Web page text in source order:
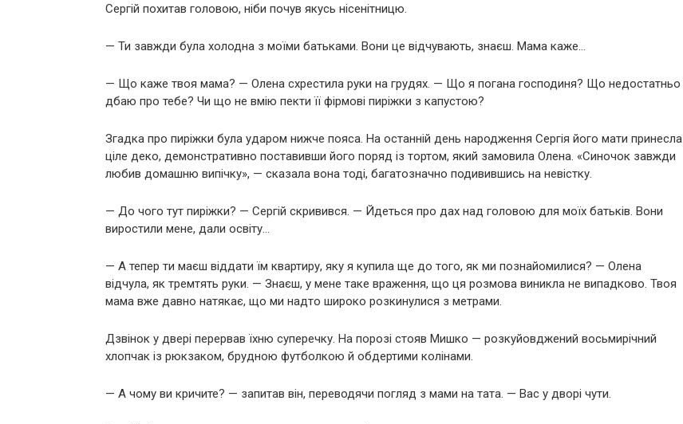
Сергій похитав головою, ніби почув якусь нісенітницю.
— Ти завжди була холодна з моїми батьками. Вони це відчувають, знаєш. Мама каже…
— Що каже твоя мама? — Олена схрестила руки на грудях. — Що я погана господиня? Що недостатньо
дбаю про тебе? Чи що не вмію пекти її фірмові пиріжки з капустою?
Згадка про пиріжки була ударом нижче пояса. На останній день народження Сергія його мати принесла
ціле деко, демонстративно поставивши його поряд із тортом, який замовила Олена. «Синочок завжди
любив домашню випічку», — сказала вона тоді, багатозначно подивившись на невістку.
— До чого тут пиріжки? — Сергій скривився. — Йдеться про дах над головою для моїх батьків. Вони
виростили мене, дали освіту…
— А тепер ти маєш віддати їм квартиру, яку я купила ще до того, як ми познайомилися? — Олена
відчула, як тремтять руки. — Знаєш, у мене таке враження, що ця розмова виникла не випадково. Твоя
мама вже давно натякає, що ми надто широко розкинулися з метрами.
Дзвінок у двері перервав їхню суперечку. На порозі стояв Мишко — розкуйовджений восьмирічний
хлопчак із рюкзаком, брудною футболкою й обдертими колінами.
— А чому ви кричите? — запитав він, переводячи погляд з мами на тата. — Вас у дворі чути.